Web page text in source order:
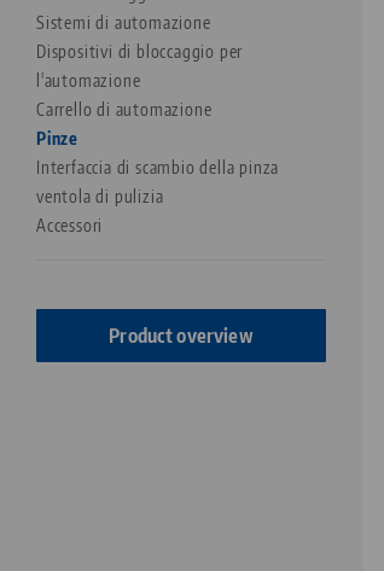
Serraggio a punto zero
Quick•Point®
Quick•Point® duo
Quick•Point® Rail
Automazione
RoboTrex
HAUBEX
Sistemi di automazione
Dispositivi di bloccaggio per
l'automazione
Carrello di automazione
Pinze
Interfaccia di scambio della pinza
ventola di pulizia
Accessori
Product overview